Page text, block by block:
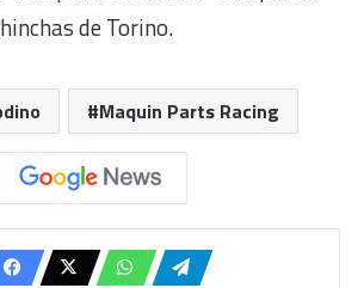
de Torino.
Maquin Parts Racing